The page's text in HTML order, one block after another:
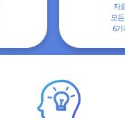
자
모
6